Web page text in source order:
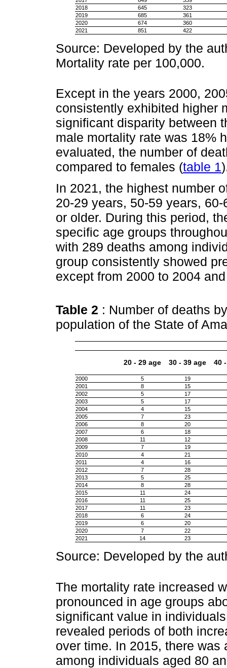
2018
645
323
2019
685
361
2020
674
360
2021
851 422
Source: Developed by the
Mortality rate per 100,000.
Except in the years 2000,
consistently exhibited higher
significant disparity between
male mortality rate was 18%
evaluated, the number of
compared to females (table 1
In 2021, the highest number
20-29 years, 50-59 years,
or older. During this period,
specific age groups
with 289 deaths among
group consistently showed
except from 2000 to 2004
Table 2 : Number of deaths
population of the State of
20 - 29 age 30 - 39 age 40
2000 5
19
2001
8
15
2002
5
17
2003
5
17
2004
4
15
2005
7
23
2006
8
20
2007
6
18
2008
11
12
2009
7
19
2010
4
21
2011
4
16
2012
7
28
2013
5
25
2014
8
28
2015
11
24
2016
11
25
2017
11
23
2018
6
24
2019
6
20
2020
7
22
2021
14 23
Source: Developed by the
The mortality rate increased
pronounced in age groups
significant value in
revealed periods of both
over time. In 2015, there
among individuals aged 80